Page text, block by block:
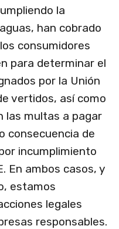
la
han cobrado
consumidores
para determinar el
por la Unión
vertidos, así como
las multas a pagar
consecuencia de
incumplimiento
En ambos casos, y
estamos
legales
responsables.